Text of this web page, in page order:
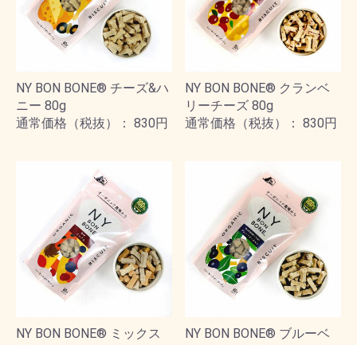
NY BON BONE® チーズ&ハ
ニー 80g
通常価格（税抜）： 830円
NY BON BONE® クランベ
リーチーズ 80g
通常価格（税抜）： 830円
NY BON BONE® ミックス
NY BON BONE® ブルーベ